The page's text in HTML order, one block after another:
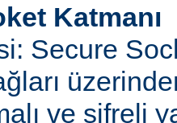
Katmanı
Secure
ve şifreli